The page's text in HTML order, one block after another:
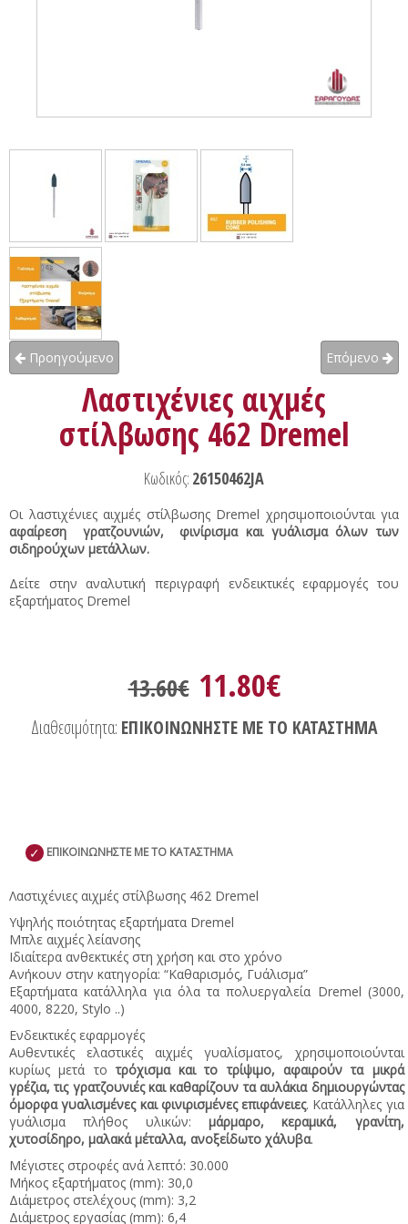
Προηγούμενο Επόμενο
Λαστιχένιες αιχμές
στίλβωσης 462 Dremel
Κωδικός: 26150462JA
Οι λαστιχένιες αιχμές στίλβωσης Dremel χρησιμοποιούνται για
αφαίρεση γρατζουνιών, φινίρισμα και γυάλισμα όλων των
σιδηρούχων μετάλλων.
Δείτε στην αναλυτική περιγραφή ενδεικτικές εφαρμογές του
εξαρτήματος Dremel
13.60€ 11.80€
Διαθεσιμότητα: ΕΠΙΚΟΙΝΩΝΗΣΤΕ ΜΕ ΤΟ ΚΑΤΑΣΤΗΜΑ
✓ ΕΠΙΚΟΙΝΩΝΗΣΤΕ ΜΕ ΤΟ ΚΑΤΑΣΤΗΜΑ
Λαστιχένιες αιχμές στίλβωσης 462 Dremel
Υψηλής ποιότητας εξαρτήματα Dremel
Μπλε αιχμές λείανσης
Ιδιαίτερα ανθεκτικές στη χρήση και στο χρόνο
Ανήκουν στην κατηγορία: “Καθαρισμός, Γυάλισμα”
Εξαρτήματα κατάλληλα για όλα τα πολυεργαλεία Dremel (3000,
4000, 8220, Stylo ..)
Ενδεικτικές εφαρμογές
Αυθεντικές ελαστικές αιχμές γυαλίσματος, χρησιμοποιούνται
κυρίως μετά τοτρόχισμα και το τρίψιμο, αφαιρούν τα μικρά
γρέζια, τις γρατζουνιές και καθαρίζουν τα αυλάκια δημιουργώντας
όμορφα γυαλισμένες και φινιρισμένες επιφάνειες. Κατάλληλες για
γυάλισμα πλήθος υλικών: μάρμαρο, κεραμικά, γρανίτη,
χυτοσίδηρο, μαλακά μέταλλα, ανοξείδωτο χάλυβα.
Μέγιστες στροφές ανά λεπτό: 30.000
Μήκος εξαρτήματος (mm): 30,0
Διάμετρος στελέχους (mm): 3,2
Διάμετρος εργασίας (mm): 6,4